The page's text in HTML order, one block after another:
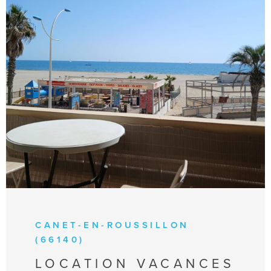
CANET-EN-ROUSSILLON
(66140)
LOCATION VACANCES
VOIR LE BIEN